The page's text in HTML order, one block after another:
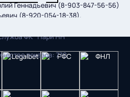
Геннадьевич (8-903-847-56-56)
(8-920-054-18-38).
ФК "Пари НН"
показов: 770